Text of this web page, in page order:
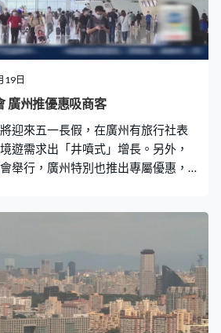
19日
五一長假交疊廣交會 廣州推優惠吸商客
迎來五一長假，在廣州有旅行社表
遊需求出「井噴式」增長。另外，
舉行，廣州特別也推出專屬優惠，
範疇發展。